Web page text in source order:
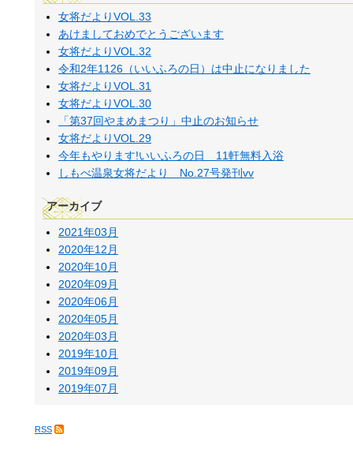
女将だよりVOL.33
あけましておめでとうございます
女将だよりVOL.32
令和2年1126（いいふろの日）は中止になりました
女将だよりVOL.31
女将だよりVOL.30
「第37回やまめまつり」中止のお知らせ
女将だよりVOL.29
今年もやります!いいふろの日 11軒無料入浴
しもべ温泉女将だより No.27号発刊vv
アーカイブ
2021年03月
2020年12月
2020年10月
2020年09月
2020年06月
2020年05月
2020年03月
2019年10月
2019年09月
2019年07月
RSS